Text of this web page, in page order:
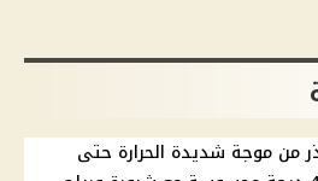
من موجة شديدة الحرارة حتى